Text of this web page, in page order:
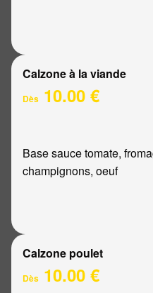
Calzone à la viande
Dès 10.00 €
Base sauce tomate,
champignons, oeuf
Calzone poulet
Dès 10.00 €